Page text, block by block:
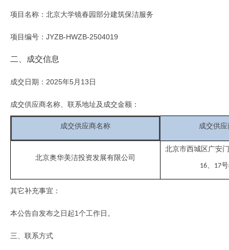
项目名称： 北京大学镜春园部分建筑保洁服务
项目编号： JYZB-HWZB-2504019
二、成交信息
成交日期： 2025年5月13日
成交供应商名称、联系地址及成交金额：
成交供应商名称 成交供
北京奥华美洁投资发展有限公司
北京市西城区广安
16、 17
其它补充事宜：
本公告自发布之日起1个工作日。
三、 联系方式